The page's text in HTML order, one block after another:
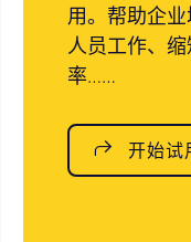
用。帮助企
人员工作、
率……
开始试